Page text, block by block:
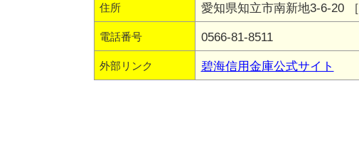
住所 愛知県知立市南新地3-6-20 ［
電話番号 0566-81-8511
外部リンク 碧海信用金庫公式サイト